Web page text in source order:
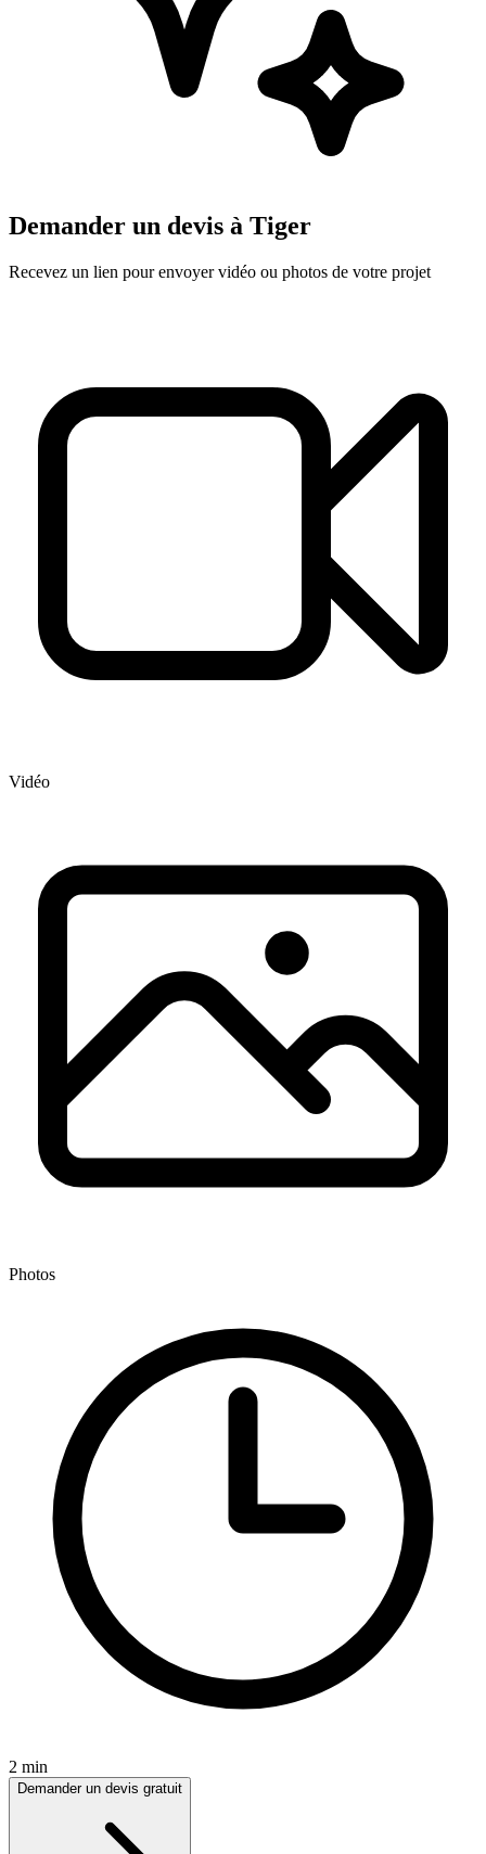
Demander un devis à Tiger
Recevez un lien pour envoyer vidéo ou photos de votre projet
Vidéo
Photos
2 min
Demander un devis gratuit